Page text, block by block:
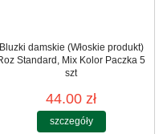
Bluzki damskie (Włoskie produkt)
Standard, Mix Kolor Paczka 5
szt
44.00 zł
szczegóły